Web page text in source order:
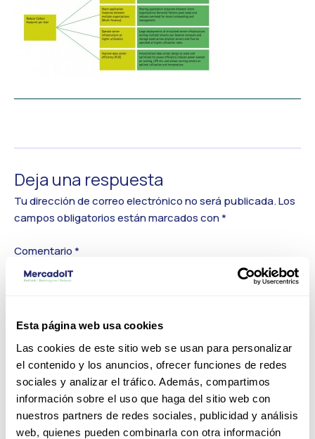
Esta página web usa cookies
Las cookies de este sitio web se usan para personalizar
el contenido y los anuncios, ofrecer funciones de redes
sociales y analizar el tráfico. Además, compartimos
información sobre el uso que haga del sitio web con
nuestros partners de redes sociales, publicidad y análisis
web, quienes pueden combinarla con otra información
Deja una respuesta
Tu dirección de correo electrónico no será publicada.Los
campos obligatorios están marcados con*
Comentario*
Nombre*